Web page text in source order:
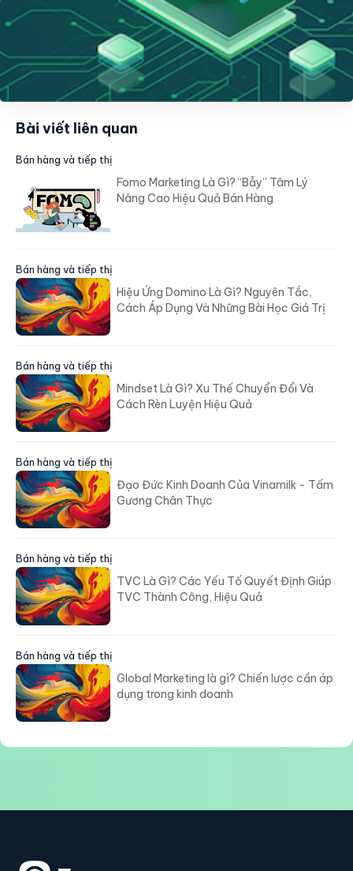
Bài viết liên quan
Bán hàng và tiếp thị
Fomo Marketing Là Gì? “Bẫy” Tâm Lý
Nâng Cao Hiệu Quả Bán Hàng
Bán hàng và tiếp thị
Hiệu Ứng Domino Là Gì? Nguyên Tắc,
Cách Áp Dụng Và Những Bài Học Giá Trị
Bán hàng và tiếp thị
Mindset Là Gì? Xu Thế Chuyển Đổi Và
Cách Rèn Luyện Hiệu Quả
Bán hàng và tiếp thị
Đạo Đức Kinh Doanh Của Vinamilk - Tấm
Gương Chân Thực
Bán hàng và tiếp thị
TVC Là Gì? Các Yếu Tố Quyết Định Giúp
TVC Thành Công, Hiệu Quả
Bán hàng và tiếp thị
Global Marketing là gì? Chiến lược cần áp
dụng trong kinh doanh